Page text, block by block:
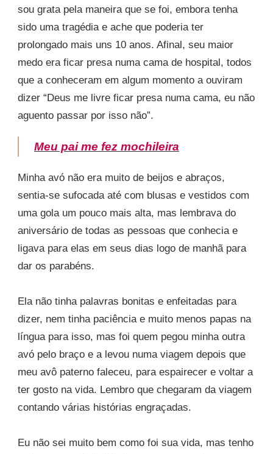
sou grata pela maneira que se foi, embora tenha
sido uma tragédia e ache que poderia ter
prolongado mais uns 10 anos. Afinal, seu maior
medo era ficar presa numa cama de hospital, todos
que a conheceram em algum momento a ouviram
dizer “Deus me livre ficar presa numa cama, eu não
aguento passar por isso não”.
Meu pai me fez mochileira
Minha avó não era muito de beijos e abraços,
sentia-se sufocada até com blusas e vestidos com
uma gola um pouco mais alta, mas lembrava do
aniversário de todas as pessoas que conhecia e
ligava para elas em seus dias logo de manhã para
dar os parabéns.
Ela não tinha palavras bonitas e enfeitadas para
dizer, nem tinha paciência e muito menos papas na
língua para isso, mas foi quem pegou minha outra
avó pelo braço e a levou numa viagem depois que
meu avô paterno faleceu, para espairecer e voltar a
ter gosto na vida. Lembro que chegaram da viagem
contando várias histórias engraçadas.
Eu não sei muito bem como foi sua vida, mas tenho